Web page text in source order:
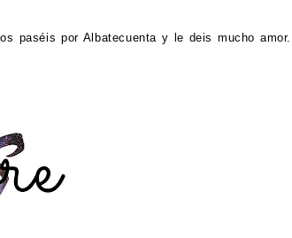
paséis por Albatecuenta y le deis mucho amor.